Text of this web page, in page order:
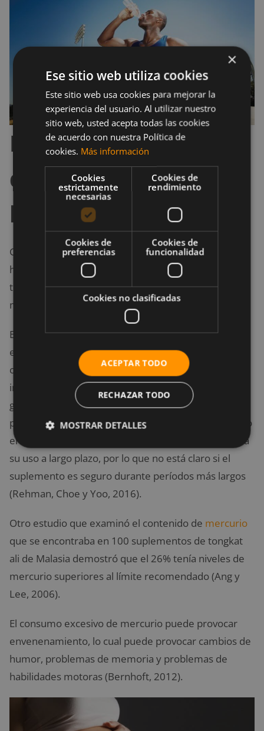
Efectos secundarios
de la Eurycoma
longifolia
Cabe destacar que se realizaron pocos estudios en
humanos, pero se ha determinado que el efecto del
tongkat ali en humanos no han causado por el
momento ningún tipo de efectos secundarios.
En un estudio se observó que tomar 300 mg de
extracto de tongkat ali diariamente era tan seguro
como tomar un placebo (Ismail et al., 2012). En otras
investigaciones se concluyó que consumir hasta 1,2
gramos de extracto de tongkat ali por día es seguro
para los adultos, pero esta cantidad no se ha utilizado
en la investigación. Además, ningún estudio examina
su uso a largo plazo, por lo que no está claro si el
suplemento es seguro durante períodos más largos
(Rehman, Choe y Yoo, 2016).
Otro estudio que examinó el contenido de mercurio
que se encontraba en 100 suplementos de tongkat
ali de Malasia demostró que el 26% tenía niveles de
mercurio superiores al límite recomendado (Ang y
Lee, 2006).
El consumo excesivo de mercurio puede provocar
envenenamiento, lo cual puede provocar cambios de
humor, problemas de memoria y problemas de
habilidades motoras (Bernhoft, 2012).
×
Ese sitio web utiliza cookies
Este sitio web usa cookies para mejorar la
experiencia del usuario. Al utilizar nuestro
sitio web, usted acepta todas las cookies
de acuerdo con nuestra Política de
cookies. Más información
Cookies
estrictamente
necesarias
Cookies de
rendimiento
Cookies de
preferencias
Cookies de
funcionalidad
Cookies no clasificadas
ACEPTAR TODO
RECHAZAR TODO
MOSTRAR DETALLES